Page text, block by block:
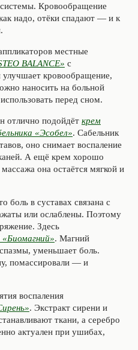
Кровообращение
надо, отёки спадают — и к
местные
BALANCE» с
кровообращение,
наносить на больной
перед сном.
отлично подойдёт крем
«Эсобел». Сабельник
оно снимает воспаление
А ещё крем хорошо
она остаётся мягкой и
в суставах связана с
или ослаблены. Поэтому
Здесь
. Магний
уменьшает боль.
помассировали — и
воспаления
. Экстракт сирени и
ткани, а серебро
актуален при ушибах,